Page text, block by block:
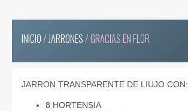
INICIO/JARRONES/ GRACIAS EN FLOR
JARRON TRANSPARENTE DE LIUJO CON:
8 HORTENSIA